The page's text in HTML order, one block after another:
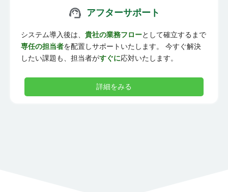
アフターサポート
システム導入後は、 貴社の業務フローとして確立するまで
専任の担当者を配置しサポートいたします。 今すぐ解決
したい課題も、担当者がすぐに応対いたします。
詳細をみる